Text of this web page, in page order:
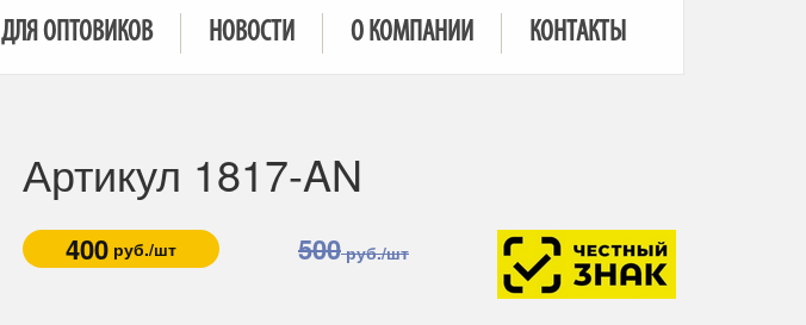
ДЛЯ ОПТОВИКОВ НОВОСТИ О КОМПАНИИ КОНТАКТЫ
Артикул 1817-AN
400 руб./шт 500руб./шт